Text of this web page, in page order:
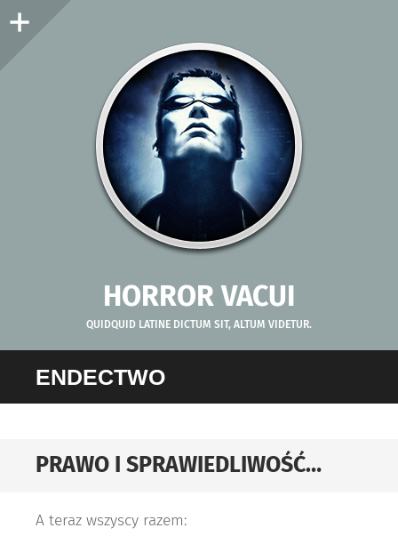
Panel
HORROR VACUI
QUIDQUID LATINE DICTUM SIT, ALTUM VIDETUR.
ENDECTWO
PRAWO I SPRAWIEDLIWOŚĆ…
A teraz wszyscy razem: